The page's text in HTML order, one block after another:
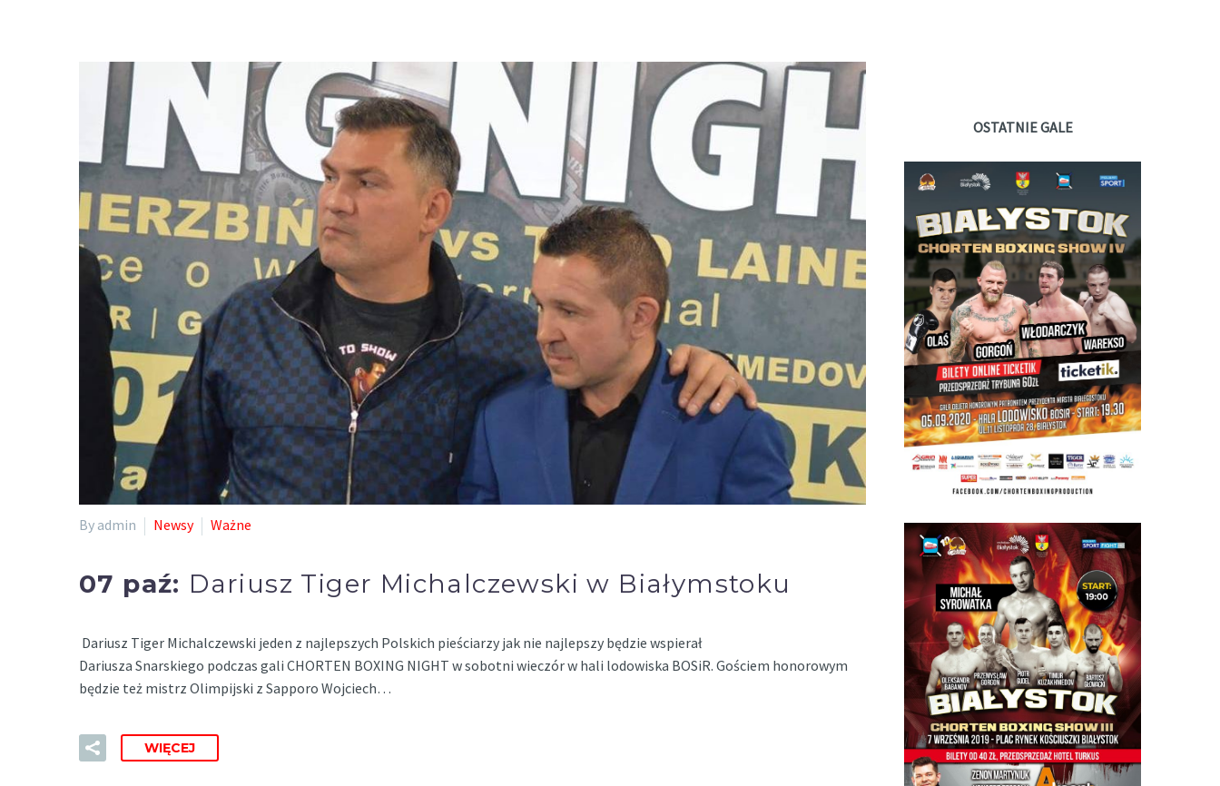
By admin Newsy Ważne
07 paź: Dariusz Tiger Michalczewski w Białymstoku
Dariusz Tiger Michalczewski jeden z najlepszych Polskich pieściarzy jak nie najlepszy będzie wspierał
Dariusza Snarskiego podczas gali CHORTEN BOXING NIGHT w sobotni wieczór w hali lodowiska BOSiR. Gościem honorowym
będzie też mistrz Olimpijski z Sapporo Wojciech…
WIĘCEJ
OSTATNIE GALE